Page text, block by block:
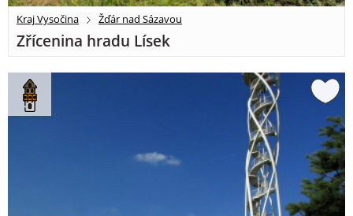
Kraj Vysočina Žďár nad Sázavou
Zřícenina hradu Lísek